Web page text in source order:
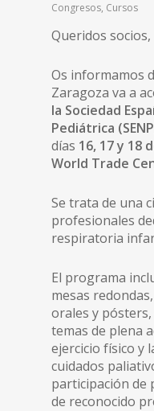
Congresos, Cursos
Queridos socios,
Os informamos
Zaragoza va a
la Sociedad
Pediátrica (SENP
días 16, 17 y 18
World Trade
Se trata de una
profesionales
respiratoria
El programa
mesas
orales y
temas de plena
ejercicio físico y
cuidados
participación de
de reconocido